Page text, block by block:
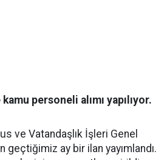
personeli alımı yapılıyor.
ve Vatandaşlık İşleri Genel
geçtiğimiz ay bir ilan yayımlandı.